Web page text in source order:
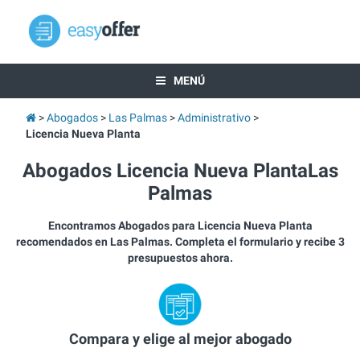
MENÚ
Abogados Las Palmas
Administrativo
Licencia Nueva Planta
Abogados Licencia Nueva PlantaLas
Palmas
Encontramos Abogados para Licencia Nueva Planta
recomendados en Las Palmas. Completa el formulario y recibe 3
presupuestos ahora.
Compara y elige al mejor abogado